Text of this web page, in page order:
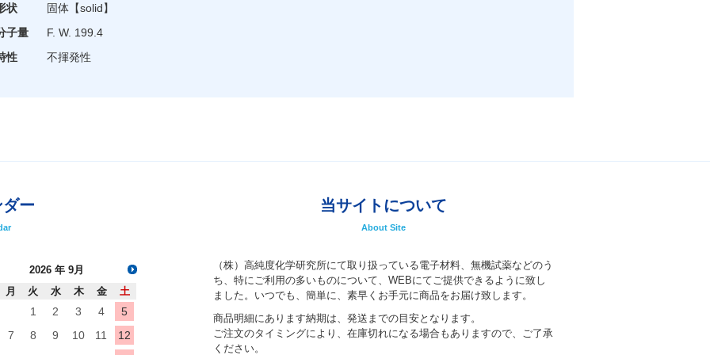
状 固体 【solid】
子量
F. W. 199.4
性
不揮発性
当サイトについて
About Site
（株）高純度化学研究所にて取り扱っている電子材料、無機試薬などのう
ち、特にご利用の多いものについて、WEBにてご提供できるように致し
ました。いつでも、簡単に、素早くお手元に商品をお届け致します。
商品明細にあります納期は、発送までの目安となります。
ご注文のタイミングにより、在庫切れになる場合もありますので、ご了承
ください。
ー
2026 年 9月
月
火 水 木 金 土
1 2 3 4
5
7
8 9 10 11
12